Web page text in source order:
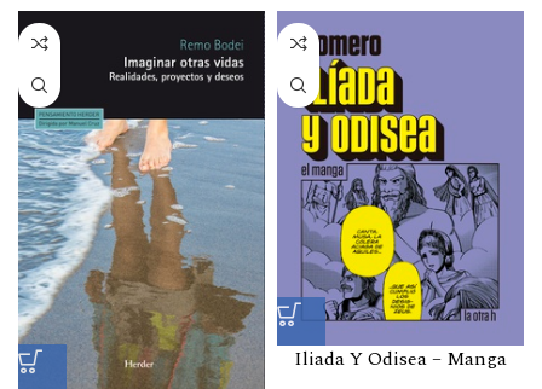
Iliada Y Odisea – Manga